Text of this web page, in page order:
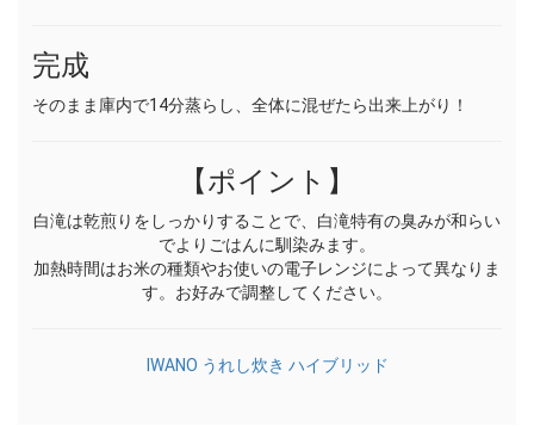
完成
そのまま庫内で14分蒸らし、全体に混ぜたら出来上がり！
【ポイント】
白滝は乾煎りをしっかりすることで、白滝特有の臭みが和らい
でよりごはんに馴染みます。
加熱時間はお米の種類やお使いの電子レンジによって異なりま
す。お好みで調整してください。
IWANO うれし炊き ハイブリッド